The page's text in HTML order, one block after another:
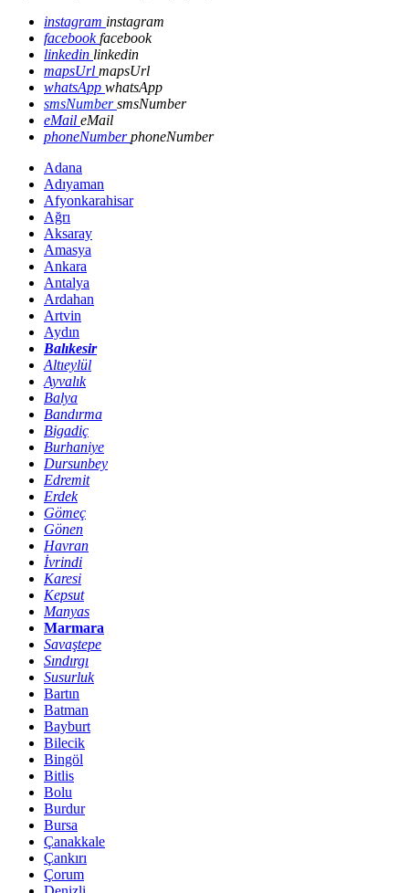
instagram instagram
facebookfacebook
linkedin linkedin
mapsUrl mapsUrl
whatsApp whatsApp
smsNumbersmsNumber
eMail eMail
phoneNumberphoneNumber
Adana
Adıyaman
Afyonkarahisar
Ağrı
Aksaray
Amasya
Ankara
Antalya
Ardahan
Artvin
Aydın
Balıkesir
Altıeylül
Ayvalık
Balya
Bandırma
Bigadiç
Burhaniye
Dursunbey
Edremit
Erdek
Gömeç
Gönen
Havran
İvrindi
Karesi
Kepsut
Manyas
Marmara
Savaştepe
Sındırgı
Susurluk
Bartın
Batman
Bayburt
Bilecik
Bingöl
Bitlis
Bolu
Burdur
Bursa
Çanakkale
Çankırı
Çorum